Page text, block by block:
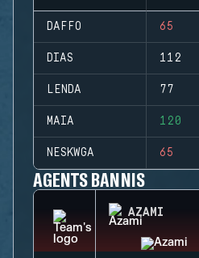
DAFFO 65
DIAS 112
LENDA 77
MAIA 120
NESKWGA 65
AGENTS BANNIS
AZAMI